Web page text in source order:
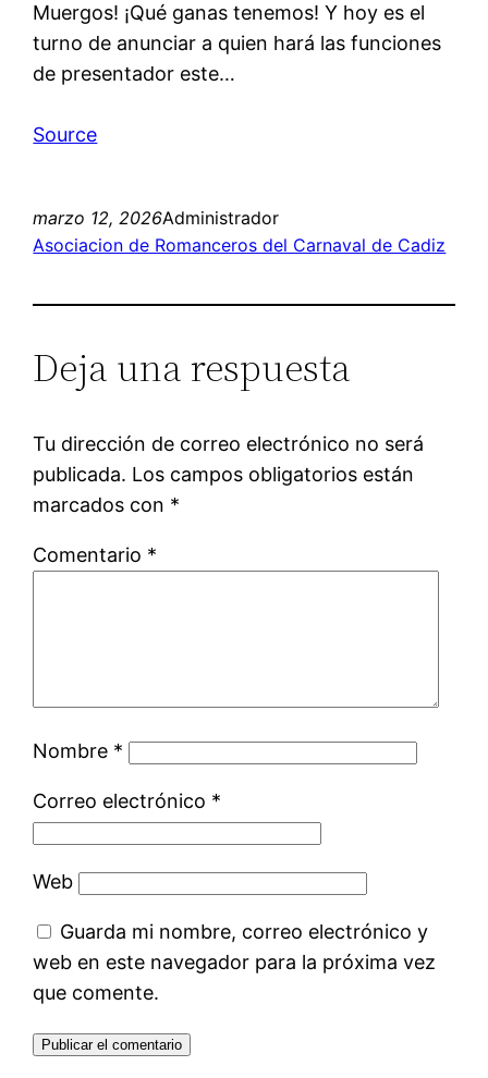
Muergos! ¡Qué ganas tenemos! Y hoy es el
turno de anunciar a quien hará las funciones
de presentador este…
Source
marzo 12, 2026Administrador
Asociacion de Romanceros del Carnaval de Cadiz
Deja una respuesta
Tu dirección de correo electrónico no será
publicada. Los campos obligatorios están
marcados con *
Comentario *
Nombre *
Correo electrónico *
Web
Guarda mi nombre, correo electrónico y
web en este navegador para la próxima vez
que comente.